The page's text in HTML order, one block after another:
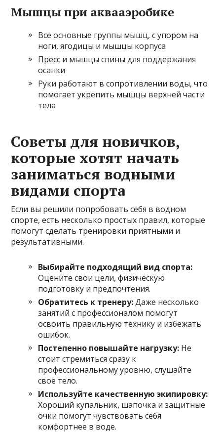
Мышцы при аквааэробике
Все основные группы мышц, с упором на
ноги, ягодицы и мышцы корпуса
Пресс и мышцы спины для поддержания
осанки
Руки работают в сопротивлении воды, что
помогает укрепить мышцы верхней части
тела
Советы для новичков,
которые хотят начать
заниматься водными
видами спорта
Если вы решили попробовать себя в водном
спорте, есть несколько простых правил, которые
помогут сделать тренировки приятными и
результативными.
Выбирайте подходящий вид спорта:
Оцените свои цели, физическую
подготовку и предпочтения.
Обратитесь к тренеру:Даже несколько
занятий с профессионалом помогут
освоить правильную технику и избежать
ошибок.
Постепенно повышайте нагрузку: Не
стоит стремиться сразу к
профессиональному уровню, слушайте
свое тело.
Используйте качественную экипировку:
Хороший купальник, шапочка и защитные
очки помогут чувствовать себя
комфортнее в воде.